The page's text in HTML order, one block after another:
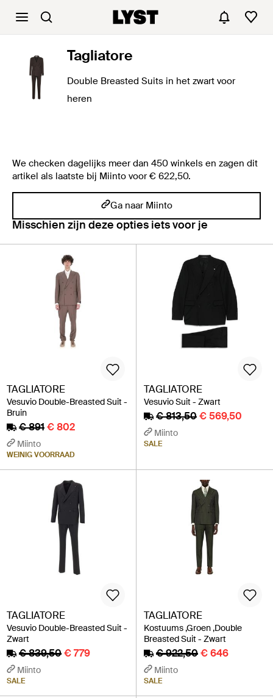
Tagliatore
Double Breasted Suits in het zwart voor
heren
We checken dagelijks meer dan 450 winkels en zagen dit
artikel als laatste bij Miinto voor € 622,50.
Ga naar Miinto
Misschien zijn deze opties iets voor je
TAGLIATORE
Vesuvio Double-Breasted Suit -
Bruin
€ 891€ 802
Miinto
WEINIG VOORRAAD
TAGLIATORE
Vesuvio Suit - Zwart
€ 813,50€ 569,50
Miinto
SALE
TAGLIATORE
Vesuvio Double-Breasted Suit -
Zwart
€ 839,50€ 779
Miinto
SALE
TAGLIATORE
Kostuums ,Groen ,Double
Breasted Suit - Zwart
€ 922,50€ 646
Miinto
SALE